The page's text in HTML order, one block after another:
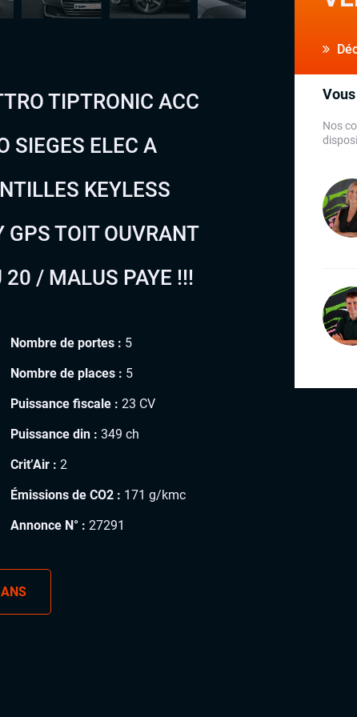
TIPTRONIC ACC
SIEGES ELEC A
KEYLESS
GPS TOIT OUVRANT
20 / MALUS PAYE !!!
Nombre de portes : 5
Nombre de places : 5
Puissance fiscale : 23 CV
Puissance din : 349 ch
Crit’Air : 2
Émissions de CO2 : 171 g/kmc
Annonce N° : 27291
Nos